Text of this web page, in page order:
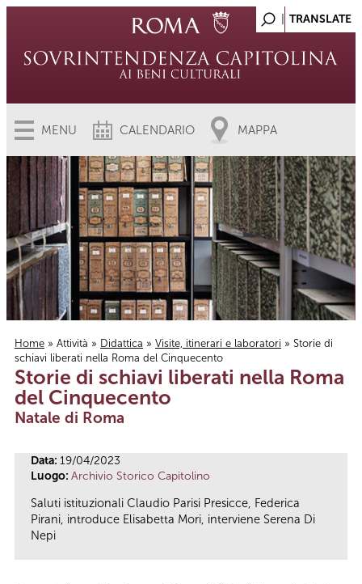
MENU CALENDARIO MAPPA
Tu sei qui
Home » Attività » Didattica » Visite, itinerari e laboratori » Storie di
schiavi liberati nella Roma del Cinquecento
Storie di schiavi liberati nella Roma
del Cinquecento
Natale di Roma
Data: 19/04/2023
Luogo: Archivio Storico Capitolino
Saluti istituzionali Claudio Parisi Presicce, Federica
Pirani, introduce Elisabetta Mori, interviene Serena Di
Nepi